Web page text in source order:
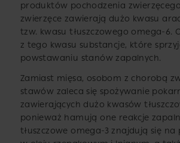
produktów pochodzenia
zwierzęce zawierają dużo kwasu
tzw. kwasu tłuszczowego omega-6.
z tego kwasu substancje, które
powstawaniu stanów zapalnych.
Zamiast mięsa, osobom z chorobą
stawów zaleca się spożywanie
zawierających dużo kwasów
ponieważ hamują one reakcje
tłuszczowe omega-3 znajdują się na